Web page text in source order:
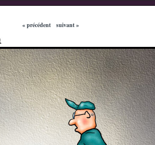
« précédent suivant »